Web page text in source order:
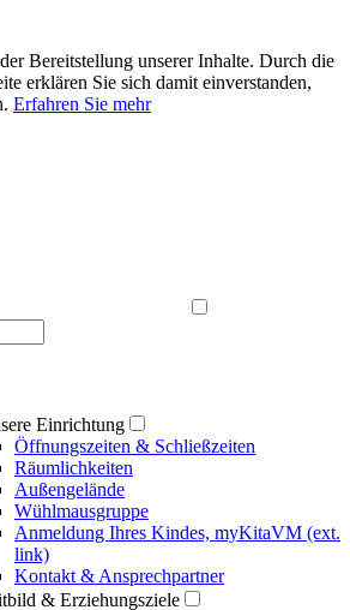
Bereitstellung unserer Inhalte. Durch die
erklären Sie sich damit einverstanden,
Erfahren Sie mehr
Einrichtung
Öffnungszeiten & Schließzeiten
Räumlichkeiten
Außengelände
Wühlmausgruppe
Anmeldung Ihres Kindes, myKitaVM (ext.
link)
Kontakt & Ansprechpartner
& Erziehungsziele